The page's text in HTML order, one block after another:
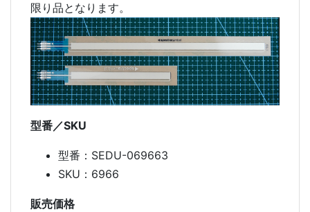
限り品となります。
型番／SKU
型番：SEDU-069663
SKU：6966
販売価格